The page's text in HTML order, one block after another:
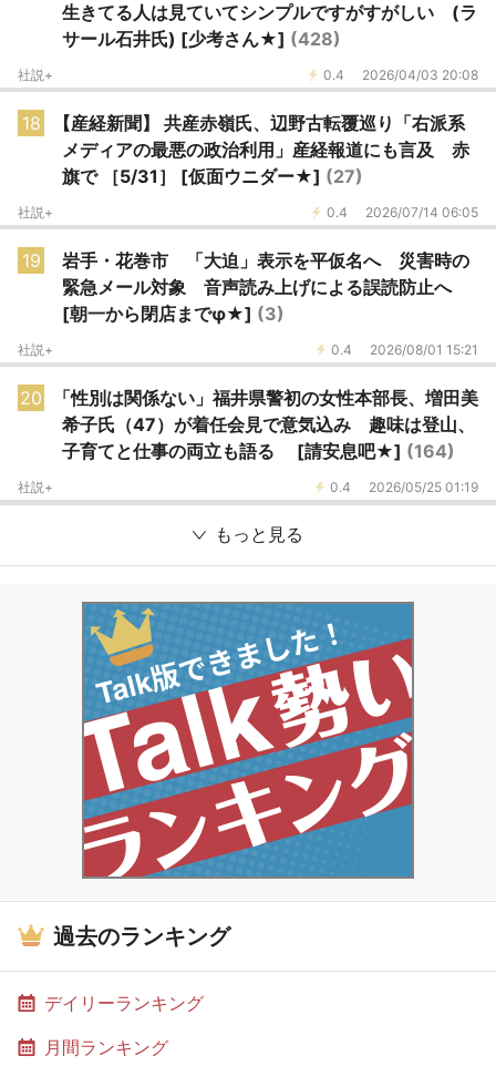
生きてる人は見ていてシンプルですがすがしい (ラ
サール石井氏) [少考さん★] (428)
0.4 2026/04/03 20:08
社説+
18
【産経新聞】 共産赤嶺氏、辺野古転覆巡り「右派系
メディアの最悪の政治利用」産経報道にも言及 赤
旗で ［5/31］ [仮面ウニダー★] (27)
0.4 2026/07/14 06:05
社説+
19
岩手・花巻市 「大迫」表示を平仮名へ 災害時の
緊急メール対象 音声読み上げによる誤読防止へ
[朝一から閉店までφ★] (3)
0.4 2026/08/01 15:21
社説+
20
「性別は関係ない」福井県警初の女性本部長、増田美
希子氏（47）が着任会見で意気込み 趣味は登山、
子育てと仕事の両立も語る [請安息吧★] (164)
0.4 2026/05/25 01:19
社説+
もっと見る
過去のランキング
デイリーランキング
月間ランキング